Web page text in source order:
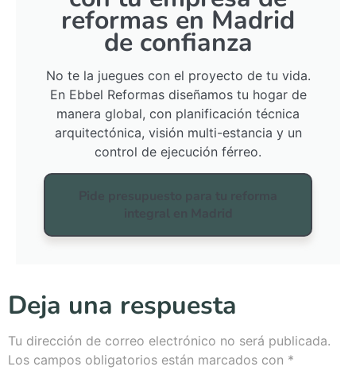
reformas en Madrid
de confianza
No te la juegues con el proyecto de tu vida.
En Ebbel Reformas diseñamos tu hogar de
manera global, con planificación técnica
arquitectónica, visión multi-estancia y un
control de ejecución férreo.
Deja una respuesta
Tu dirección de correo electrónico no será publicada.
Los campos obligatorios están marcados con *